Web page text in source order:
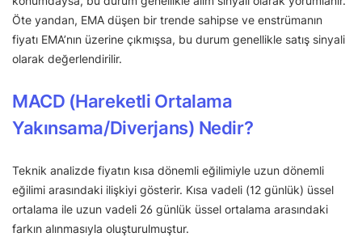
Öte yandan, EMA düşen bir trende sahipse ve enstrümanın
fiyatı EMA’nın üzerine çıkmışsa, bu durum genellikle satış sinyali
olarak değerlendirilir.
MACD (Hareketli Ortalama
Yakınsama/Diverjans) Nedir?
Teknik analizde fiyatın kısa dönemli eğilimiyle uzun dönemli
eğilimi arasındaki ilişkiyi gösterir. Kısa vadeli (12 günlük) üssel
ortalama ile uzun vadeli 26 günlük üssel ortalama arasındaki
farkın alınmasıyla oluşturulmuştur.